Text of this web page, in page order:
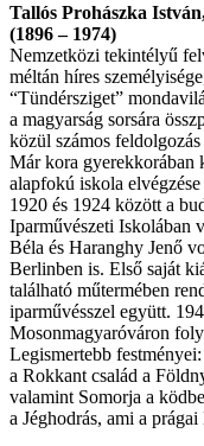
Tallós Prohászka
(1896 – 1974)
Nemzetközi tekintélyű
méltán híres
“Tündérsziget”
a magyarság sorsára
közül számos
Már kora gyerekkorában
alapfokú iskola
1920 és 1924 között a
Iparművészeti Iskolában
Béla és Haranghy Jenő
Berlinben is. Első saját
található műtermében
iparművésszel együtt.
Mosonmagyaróváron
Legismertebb
a Rokkant család a
valamint Somorja a
a Jéghodrás, ami a